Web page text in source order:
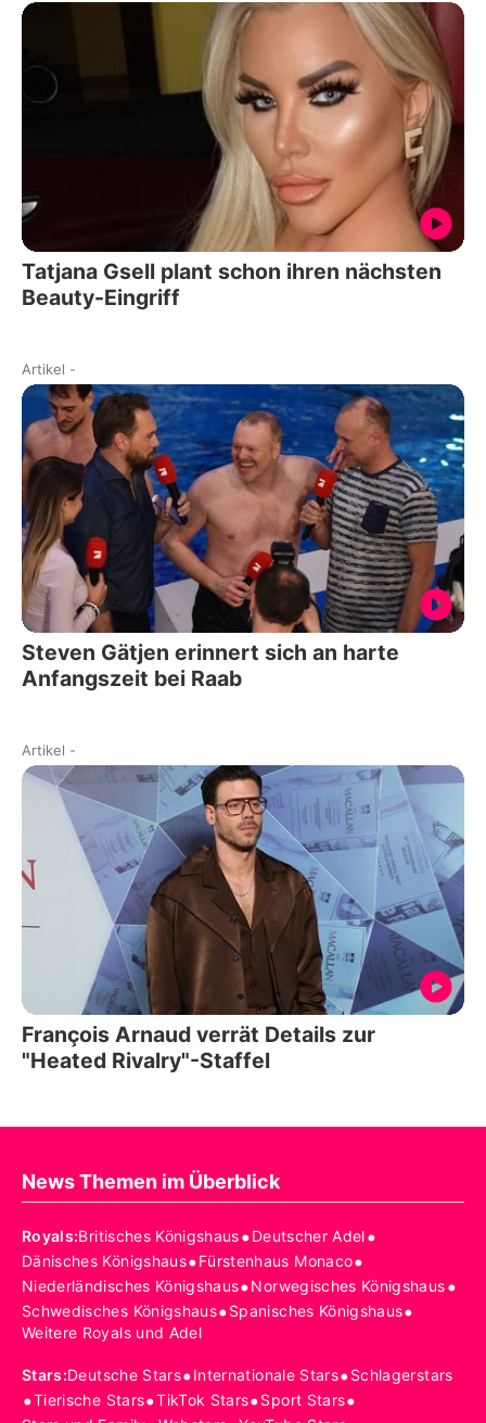
Tatjana Gsell plant schon ihren nächsten
Beauty-Eingriff
Artikel -
Steven Gätjen erinnert sich an harte
Anfangszeit bei Raab
Artikel -
François Arnaud verrät Details zur
"Heated Rivalry"-Staffel
News Themen im Überblick
Royals:Britisches Königshaus•Deutscher Adel•
Dänisches Königshaus•Fürstenhaus Monaco•
Niederländisches Königshaus•Norwegisches Königshaus•
Schwedisches Königshaus•Spanisches Königshaus•
Weitere Royals und Adel
Stars:Deutsche Stars•Internationale Stars•Schlagerstars
•Tierische Stars•TikTok Stars•Sport Stars•